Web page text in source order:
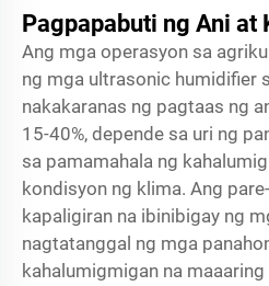
Pagpapabuti ng Ani at
Ang mga operasyon sa
ng mga ultrasonic humidifier
nakakaranas ng pagtaas ng
15-40%, depende sa uri ng
sa pamamahala ng
kondisyon ng klima. Ang
kapaligiran na ibinibigay ng
nagtatanggal ng mga
kahalumigmigan na